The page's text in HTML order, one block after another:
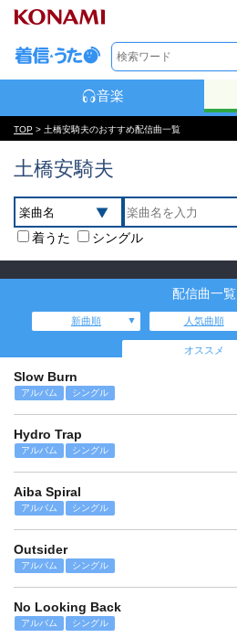
音楽
TOP > 土橋安騎夫のおすすめ配信曲一覧
土橋安騎夫
着うた シングル
配信曲一覧
新曲順 人気曲順
オススメ
Slow Burn
アルバム シングル
Hydro Trap
アルバム シングル
Aiba Spiral
アルバム シングル
Outsider
アルバム シングル
No Looking Back
アルバム シングル